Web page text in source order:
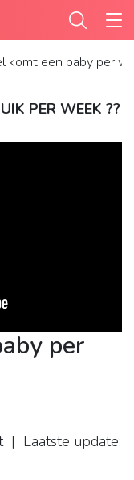
komt een baby per
PER WEEK ??
per
| Laatste update: